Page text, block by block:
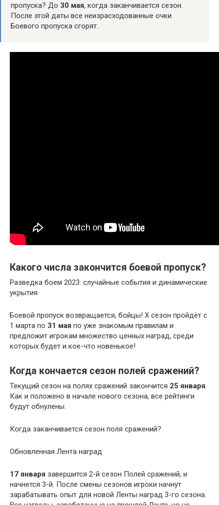
пропуска? До 30 мая, когда заканчивается сезон.
После этой даты все неизрасходованные очки
Боевого пропуска сгорят.
Какого числа закончится боевой пропуск?
Разведка боем 2023: случайные события и динамические
укрытия
Боевой пропуск возвращается, бойцы! X сезон пройдёт с
1 марта по 31 мая по уже знакомым правилам и
предложит игрокам множество ценных наград, среди
которых будет и кое-что новенькое!
Когда кончается сезон полей сражений?
Текущий сезон на полях сражений закончится 25 января.
Как и положено в начале нового сезона, все рейтинги
будут обнулены.
Когда заканчивается сезон поля сражений?
Обновленная Лента наград
17 января завершится 2-й сезон Полей сражений, и
начнется 3-й. После смены сезонов игроки начнут
зарабатывать опыт для новой Ленты наград 3-го сезона.